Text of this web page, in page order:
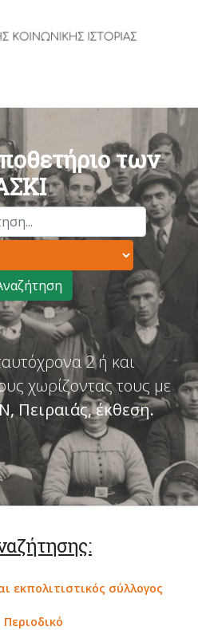
των
2 ή και
χωρίζοντας τους με
Πειραιάς, έκθεση.
εκπολιτιστικός σύλλογος